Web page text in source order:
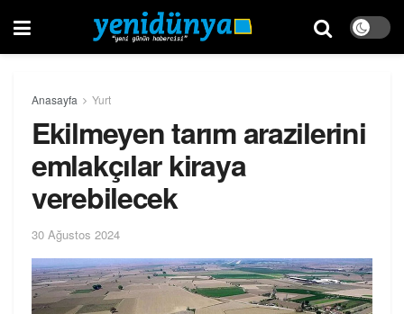
Anasayfa Yurt
Ekilmeyen tarım arazilerini
emlakçılar kiraya
verebilecek
30 Ağustos 2024